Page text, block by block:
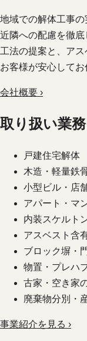
地域での解体工事
近隣への配慮を徹
工法の提案と、アス
お客様が安心してお
会社概要 ›
取り扱い業務
戸建住宅解体
木造・軽量鉄
小型ビル・店
アパート・マ
内装スケルト
アスベスト含
ブロック塀・
物置・プレハ
古家・空き家
廃棄物分別・
事業紹介を見る ›